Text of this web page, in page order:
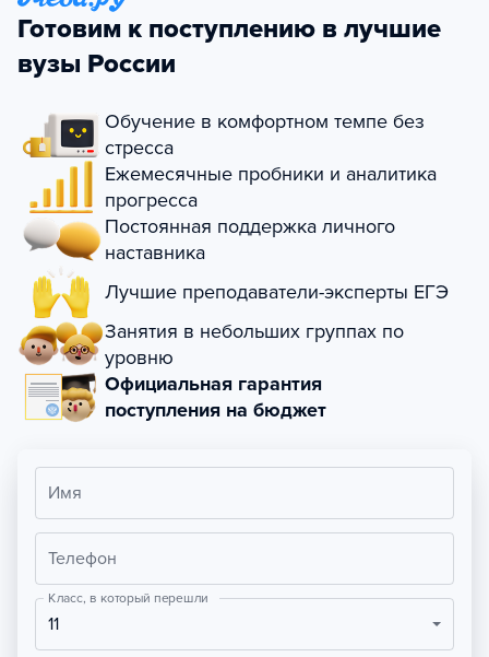
Готовим к поступлению в лучшие
вузы России
Обучение в комфортном темпе без
стресса
Ежемесячные пробники и аналитика
прогресса
Постоянная поддержка личного
наставника
Лучшие преподаватели-эксперты ЕГЭ
Занятия в небольших группах по
уровню
Официальная гарантия
поступления на бюджет
Имя
Телефон
Класс, в который перешли
11